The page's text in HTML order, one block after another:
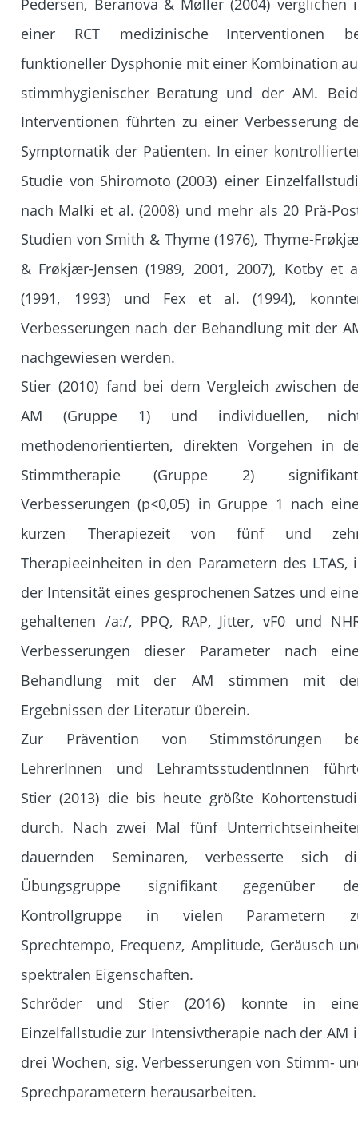
Pedersen, Beranova & Møller (2004) verglichen
einer
RCT medizinische Interventionen
funktioneller Dysphonie mit einer Kombination
stimmhygienischer Beratung und der AM.
Interventionen führten zu einer Verbesserung
Symptomatik der Patienten. In einer
Studie von Shiromoto (2003) einer
nach Malki et al. (2008) und mehr als 20 Prä-
Studien von Smith & Thyme (1976), Thyme-
& Frøkjær-Jensen (1989, 2001, 2007), Kotby et
(1991,
1993) und Fex et al. (1994),
Verbesserungen nach der Behandlung mit der
nachgewiesen werden.
Stier (2010) fand bei dem Vergleich zwischen
AM
(Gruppe 1) und individuellen,
methodenorientierten,
direkten Vorgehen in
Stimmtherapie
(Gruppe 2)
Verbesserungen (p<0,05) in Gruppe 1 nach
kurzen
Therapiezeit von fünf und
Therapieeinheiten in den Parametern des LTAS,
der Intensität eines gesprochenen Satzes und
gehaltenen /a:/, PPQ, RAP, Jitter, vF0 und
Verbesserungen
dieser Parameter nach
Behandlung
mit der AM stimmen mit
Ergebnissen der Literatur überein.
Zur
Prävention von Stimmstörungen
LehrerInnen
und LehramtsstudentInnen
Stier (2013) die bis heute größte
durch. Nach zwei Mal fünf
dauernden
Seminaren, verbesserte sich
Übungsgruppe
signifikant gegenüber
Kontrollgruppe
in vielen Parametern
Sprechtempo, Frequenz, Amplitude, Geräusch
spektralen Eigenschaften.
Schröder
und Stier (2016) konnte in
Einzelfallstudiezur Intensivtherapie nach der AM
drei Wochen, sig. Verbesserungen von Stimm-
Sprechparametern herausarbeiten.